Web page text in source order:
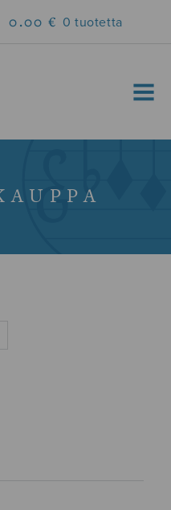
0.00 € 0 tuotetta
MENU